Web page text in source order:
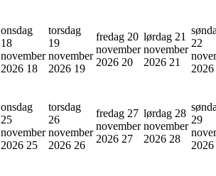
onsdag
18
november
2026 18
torsdag
19
november
2026 19
fredag 20
november
2026 20
lørdag 21
november
2026 21
22
2026
onsdag
25
november
2026 25
torsdag
26
november
2026 26
fredag 27
november
2026 27
lørdag 28
november
2026 28
29
2026